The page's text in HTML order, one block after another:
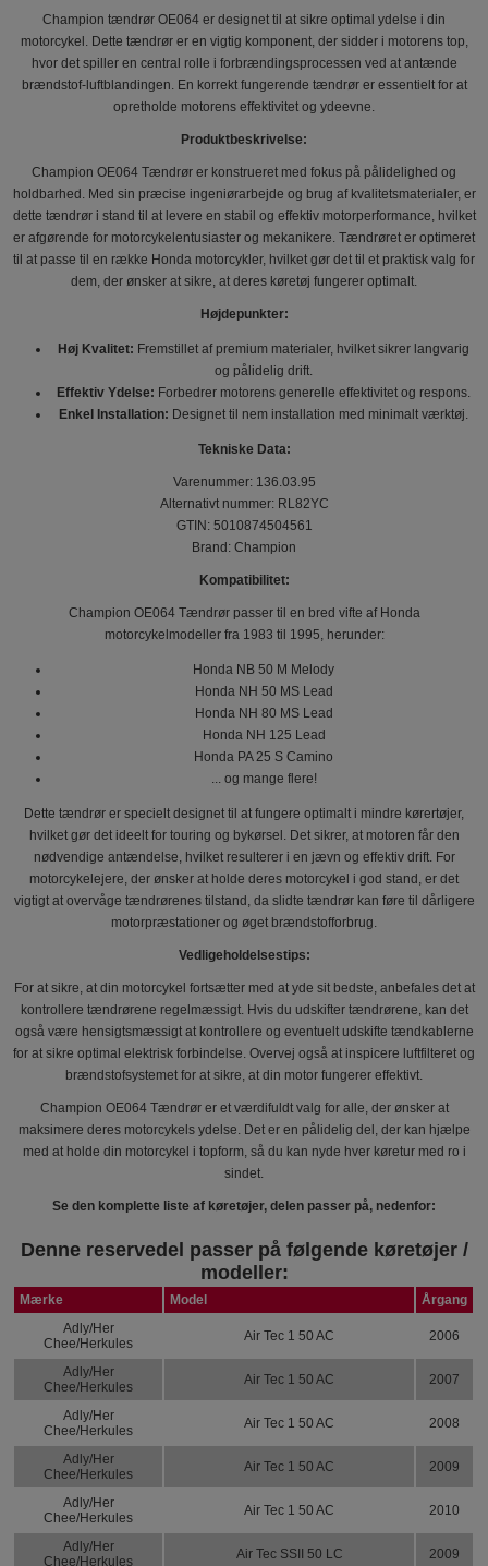
Champion tændrør OE064 er designet til at sikre optimal ydelse i din
motorcykel. Dette tændrør er en vigtig komponent, der sidder i motorens top,
hvor det spiller en central rolle i forbrændingsprocessen ved at antænde
brændstof-luftblandingen. En korrekt fungerende tændrør er essentielt for at
opretholde motorens effektivitet og ydeevne.
Produktbeskrivelse:
Champion OE064 Tændrør er konstrueret med fokus på pålidelighed og
holdbarhed. Med sin præcise ingeniørarbejde og brug af kvalitetsmaterialer, er
dette tændrør i stand til at levere en stabil og effektiv motorperformance, hvilket
er afgørende for motorcykelentusiaster og mekanikere. Tændrøret er optimeret
til at passe til en række Honda motorcykler, hvilket gør det til et praktisk valg for
dem, der ønsker at sikre, at deres køretøj fungerer optimalt.
Højdepunkter:
Høj Kvalitet: Fremstillet af premium materialer, hvilket sikrer langvarig
og pålidelig drift.
Effektiv Ydelse: Forbedrer motorens generelle effektivitet og respons.
Enkel Installation: Designet til nem installation med minimalt værktøj.
Tekniske Data:
Varenummer: 136.03.95
Alternativt nummer: RL82YC
GTIN: 5010874504561
Brand: Champion
Kompatibilitet:
Champion OE064 Tændrør passer til en bred vifte af Honda
motorcykelmodeller fra 1983 til 1995, herunder:
Honda NB 50 M Melody
Honda NH 50 MS Lead
Honda NH 80 MS Lead
Honda NH 125 Lead
Honda PA 25 S Camino
... og mange flere!
Dette tændrør er specielt designet til at fungere optimalt i mindre kørertøjer,
hvilket gør det ideelt for touring og bykørsel. Det sikrer, at motoren får den
nødvendige antændelse, hvilket resulterer i en jævn og effektiv drift. For
motorcykelejere, der ønsker at holde deres motorcykel i god stand, er det
vigtigt at overvåge tændrørenes tilstand, da slidte tændrør kan føre til dårligere
motorpræstationer og øget brændstofforbrug.
Vedligeholdelsestips:
For at sikre, at din motorcykel fortsætter med at yde sit bedste, anbefales det at
kontrollere tændrørene regelmæssigt. Hvis du udskifter tændrørene, kan det
også være hensigtsmæssigt at kontrollere og eventuelt udskifte tændkablerne
for at sikre optimal elektrisk forbindelse. Overvej også at inspicere luftfilteret og
brændstofsystemet for at sikre, at din motor fungerer effektivt.
Champion OE064 Tændrør er et værdifuldt valg for alle, der ønsker at
maksimere deres motorcykels ydelse. Det er en pålidelig del, der kan hjælpe
med at holde din motorcykel i topform, så du kan nyde hver køretur med ro i
sindet.
Se den komplette liste af køretøjer, delen passer på, nedenfor:
Denne reservedel passer på følgende køretøjer /
modeller:
Mærke Model
Årgang
Adly/Her
Chee/Herkules
Air Tec 1 50 AC 2006
Adly/Her
Chee/Herkules
Air Tec 1 50 AC 2007
Adly/Her
Chee/Herkules
Air Tec 1 50 AC 2008
Adly/Her
Chee/Herkules
Air Tec 1 50 AC 2009
Adly/Her
Chee/Herkules
Air Tec 1 50 AC 2010
Adly/Her
Chee/Herkules
Air Tec SSII 50 LC 2009